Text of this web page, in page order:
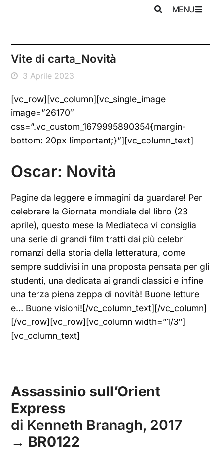
MENU
Vite di carta_Novità
3 Aprile 2023
[vc_row][vc_column][vc_single_image
image=”26170″
css=”.vc_custom_1679995890354{margin-
bottom: 20px !important;}”][vc_column_text]
Oscar: Novità
Pagine da leggere e immagini da guardare! Per
celebrare la Giornata mondiale del libro (23
aprile), questo mese la Mediateca vi consiglia
una serie di grandi film tratti dai più celebri
romanzi della storia della letteratura, come
sempre suddivisi in una proposta pensata per gli
studenti, una dedicata ai grandi classici e infine
una terza piena zeppa di novità! Buone letture
e… Buone visioni![/vc_column_text][/vc_column]
[/vc_row][vc_row][vc_column width=”1/3″]
[vc_column_text]
Assassinio sull’Orient
Express
di Kenneth Branagh, 2017
→ BR0122